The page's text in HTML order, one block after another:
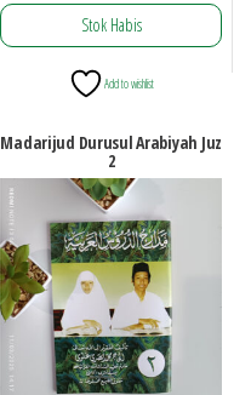
Stok Habis
Add to wishlist
Madarijud Durusul Arabiyah Juz
2